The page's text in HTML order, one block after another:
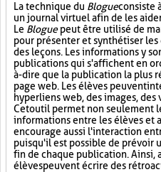
La technique du Blogueconsiste
un journal virtuel afin de les
Le Bloguepeut être utilisé de
pour présenter et synthétiser
des leçons. Les informations y
publications qui s'affichent en
à-dire que la publication la plus
page web. Les élèves peuvent
hyperliens web, des images, des
Cet outil permet non seulement
informations entre les élèves et
encourage aussi l'interaction
puisqu'il est possible de prévoir
fin de chaque publication. Ainsi,
élèves peuvent écrire des